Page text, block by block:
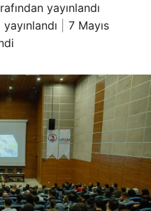
yayınlandı
yayınlandı
7 Mayıs